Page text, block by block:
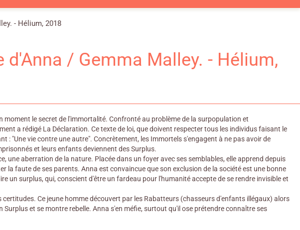
- Hélium, 2018
/ Gemma Malley. - Hélium,
moment le secret de l'immortalité. Confronté au problème de la surpopulation et
a rédigé La Déclaration. Ce texte de loi, que doivent respecter tous les individus faisant le
: "Une vie contre une autre". Concrètement, les Immortels s'engagent à ne pas avoir de
et leurs enfants deviennent des Surplus.
une aberration de la nature. Placée dans un foyer avec ses semblables, elle apprend depuis
la faute de ses parents. Anna est convaincue que son exclusion de la société est une bonne
un surplus, qui, conscient d'être un fardeau pour l'humanité accepte de se rendre invisible et
Ce jeune homme découvert par les Rabatteurs (chasseurs d'enfants illégaux) alors
et se montre rebelle. Anna s'en méfie, surtout qu'il ose prétendre connaître ses